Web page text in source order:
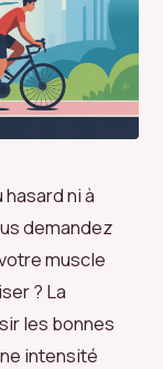
ni à
demandez
muscle
? La
les bonnes
intensité